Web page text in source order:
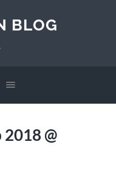
BLOG
@